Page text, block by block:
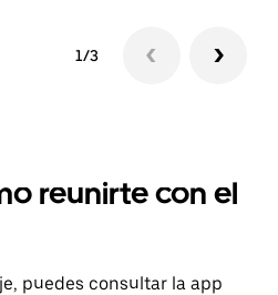
1/3
reunirte con el
puedes consultar la app